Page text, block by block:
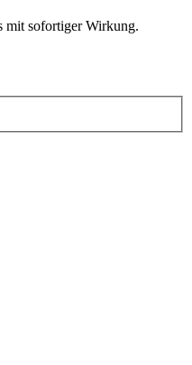
mit sofortiger Wirkung.